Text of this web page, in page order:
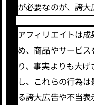
が必要なのが、誇大
アフィリエイトは
め、商品やサービ
り、事実よりも大
し、これらの行為
る誇大広告や不当